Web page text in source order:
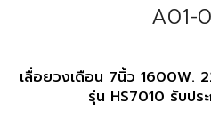
A01-
เลื่อยวงเดือน 7นิ้ว 1600W.
รุ่น HS7010 รับปร